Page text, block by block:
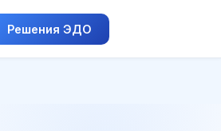
Решения ЭДО